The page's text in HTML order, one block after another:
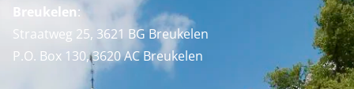
Breukelen:
Straatweg 25, 3621 BG Breukelen
P.O. Box 130, 3620 AC Breukelen